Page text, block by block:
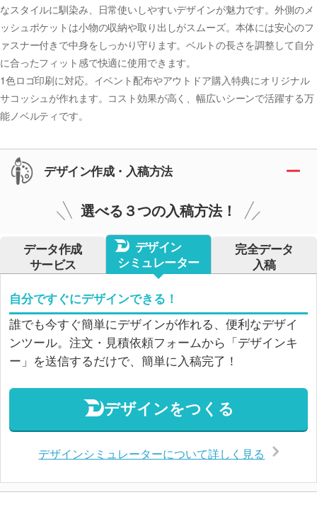
なスタイルに馴染み、日常使いしやすいデザインが魅力です。外側のメ
ッシュポケットは小物の収納や取り出しがスムーズ。本体には安心のフ
ァスナー付きで中身をしっかり守ります。ベルトの長さを調整して自分
に合ったフィット感で快適に使用できます。
1色ロゴ印刷に対応。イベント配布やアウトドア購入特典にオリジナル
サコッシュが作れます。コスト効果が高く、幅広いシーンで活躍する万
能ノベルティです。
デザイン作成・入稿方法
選べる３つの入稿方法！
データ作成
サービス
デザイン
シミュレーター
完全データ
入稿
自分ですぐにデザインできる！
誰でも今すぐ簡単にデザインが作れる、便利なデザイ
ンツール。注文・見積依頼フォームから「デザインキ
ー」を送信するだけで、簡単に入稿完了！
デザインをつくる
デザインシミュレーターについて詳しく見る